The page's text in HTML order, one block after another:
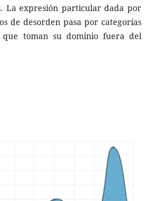
La expresión particular dada por
de desorden pasa por categorías
toman su dominio fuera del